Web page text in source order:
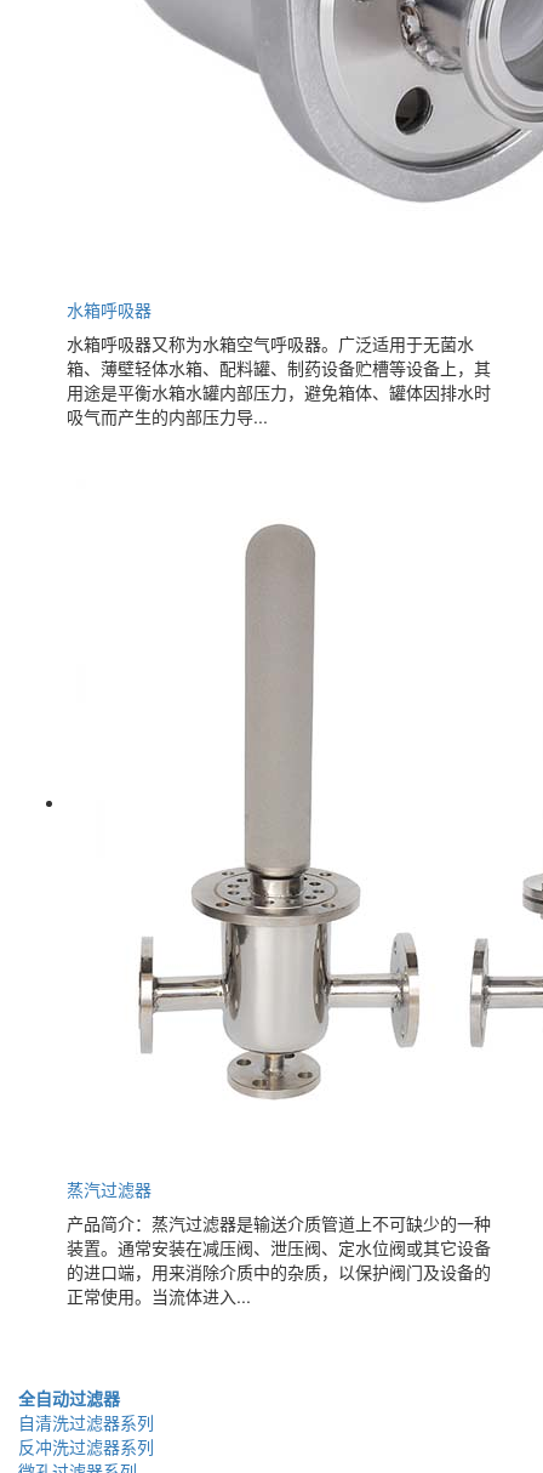
水箱呼吸器
水箱呼吸器又称为水箱空气呼吸器。广泛适用于无菌水
箱、薄壁轻体水箱、配料罐、制药设备贮槽等设备上，其
用途是平衡水箱水罐内部压力，避免箱体、罐体因排水时
吸气而产生的内部压力导...
蒸汽过滤器
产品简介：蒸汽过滤器是输送介质管道上不可缺少的一种
装置。通常安装在减压阀、泄压阀、定水位阀或其它设备
的进口端，用来消除介质中的杂质，以保护阀门及设备的
正常使用。当流体进入...
全自动过滤器
自清洗过滤器系列
反冲洗过滤器系列